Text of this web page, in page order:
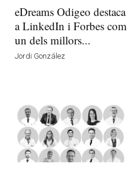
eDreams Odigeo destaca
a LinkedIn i Forbes com
un dels millors...
Jordi González